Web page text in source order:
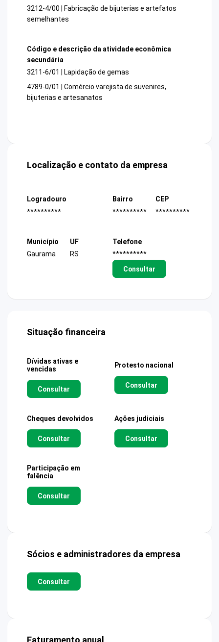
3212-4/00 | Fabricação de bijuterias e artefatos
semelhantes
Código e descrição da atividade econômica
secundária
3211-6/01 | Lapidação de gemas
4789-0/01 | Comércio varejista de suvenires,
bijuterias e artesanatos
Localização e contato da empresa
Logradouro
**********
Bairro
**********
CEP
**********
Município
Gaurama
UF
RS
Telefone
**********
Consultar
Situação financeira
Dívidas ativas e
vencidas
Consultar
Protesto nacional
Consultar
Cheques devolvidos
Consultar
Ações judiciais
Consultar
Participação em
falência
Consultar
Sócios e administradores da empresa
Consultar
Faturamento anual